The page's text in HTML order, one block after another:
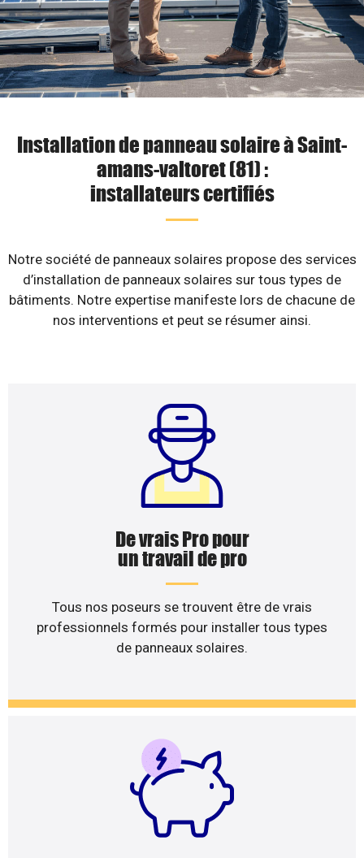
Installation de panneau solaire à Saint-
amans-valtoret (81) :
installateurs certifiés
Notre société de panneaux solaires propose des services
d’installation de panneaux solaires sur tous types de
bâtiments. Notre expertise manifeste lors de chacune de
nos interventions et peut se résumer ainsi.
De vrais Pro pour
un travail de pro
Tous nos poseurs se trouvent être de vrais
professionnels formés pour installer tous types
de panneaux solaires.